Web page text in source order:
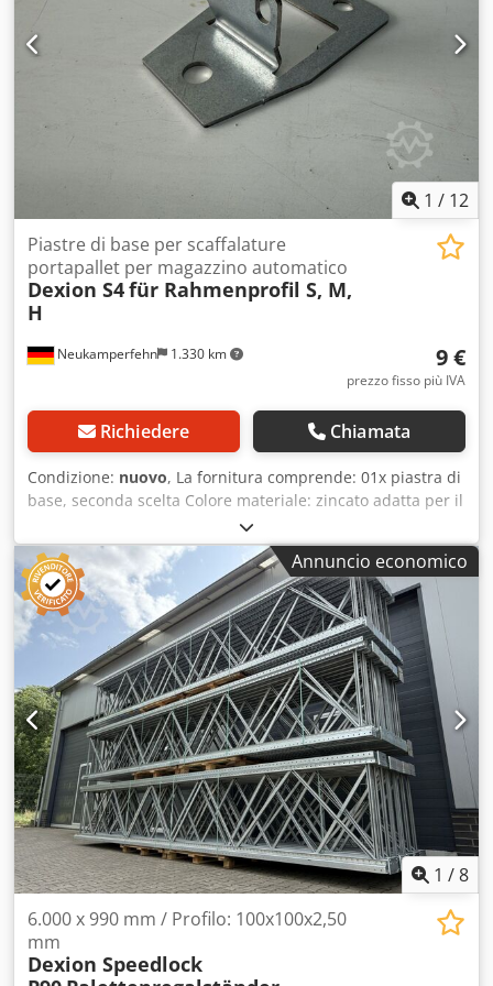
Griglia di regolazione: ogni 25 mm Carico del ripiano: 150
kg Carico della baia: 1.700 kg Condizioni: buone
Disponibile: immediatamente Posizione: 35463 Fernwald-
1 / 12
Neukamperfehn 1.330 km
Piastre di base per scaffalature
portapallet per magazzino automatico
Dexion S4für Rahmenprofil S, M,
H
9 €
prezzo fisso più IVA
Richiedere Chiamata
Condizione: nuovo, La fornitura comprende: 01x piastra di
base, seconda scelta Colore materiale: zincato adatta per il
produttore: Dexion tipo: Speedlock S4 profilo montante: S |
M | H spessore materiale: ca. 3,00 mm larghezza totale: ca.
88 mm profondità totale: ca. 140 mm distanza fori (bordo
piegato): ca. 38 mm numero di fori (piastra): 03 pz
diametro fori (piastra): ca. 13 mm peso | pz.: ca. 0,22 kg /
pz I vostri referenti nella nostra azienda: Cedeyrr Tfopfx
Aclsrf Sig.: Andre Evering Sig.: Mario Klöver Sig.: Falk
Deutsch Informazioni generali sull'articolo: Questo articolo
è disponibile solo per il ritiro in sede. Il trasporto o la
spedizione di questo articolo sono possibili solo con costi
aggiuntivi, che possono essere richiesti separatamente in
base alla destinazione e alla quantità richiesta.
Annuncio economico
1 /8
6.000 x 990 mm / Profilo: 100x100x2,50
mm
Dexion Speedlock